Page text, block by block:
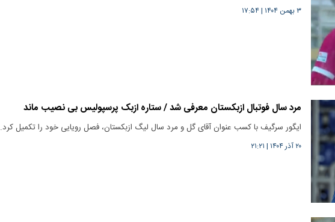
۳ بهمن ۱۴۰۴ |۱۷:۵۴
مرد سال فوتبال ازبکستان معرفی شد / ستاره ازبک پرسپولیس بی نصیب ماند
ایگور سرگیف با کسب عنوان آقای گل و مرد سال لیگ ازبکستان، فصل رویایی خود را تکمیل کرد.
۲۰ آذر ۱۴۰۴ | ۲۱:۲۱